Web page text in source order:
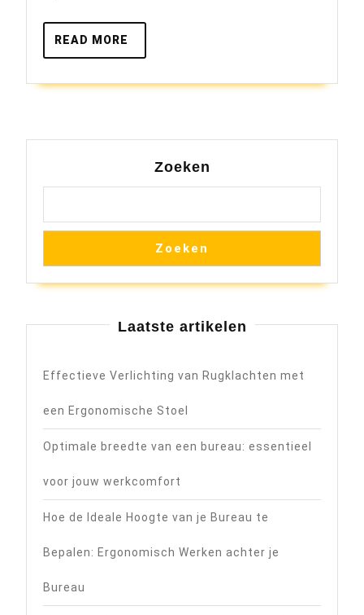
READ MORE
MORE
Zoeken
Zoeken
Laatste artikelen
Effectieve Verlichting van Rugklachten met
een Ergonomische Stoel
Optimale breedte van een bureau: essentieel
voor jouw werkcomfort
Hoe de Ideale Hoogte van je Bureau te
Bepalen: Ergonomisch Werken achter je
Bureau